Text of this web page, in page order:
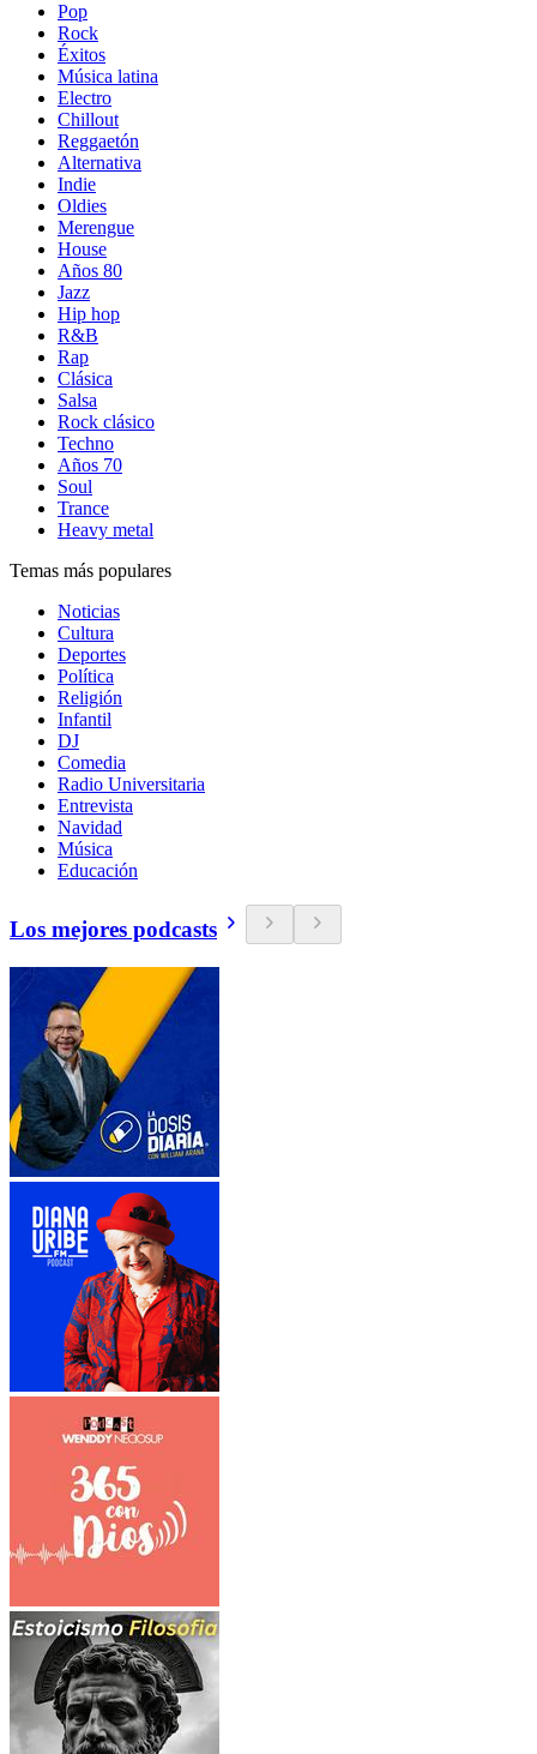
Pop
Rock
Éxitos
Música latina
Electro
Chillout
Reggaetón
Alternativa
Indie
Oldies
Merengue
House
Años 80
Jazz
Hip hop
R&B
Rap
Clásica
Salsa
Rock clásico
Techno
Años 70
Soul
Trance
Heavy metal
Temas más populares
Noticias
Cultura
Deportes
Política
Religión
Infantil
DJ
Comedia
Radio Universitaria
Entrevista
Navidad
Música
Educación
Los mejores podcasts